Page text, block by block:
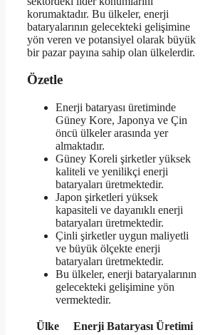
korumaktadır. Bu ülkeler, enerji
bataryalarının gelecekteki gelişimine
yön veren ve potansiyel olarak büyük
bir pazar payına sahip olan ülkelerdir.
Özetle
Enerji bataryası üretiminde
Güney Kore, Japonya ve Çin
öncü ülkeler arasında yer
almaktadır.
Güney Koreli şirketler yüksek
kaliteli ve yenilikçi enerji
bataryaları üretmektedir.
Japon şirketleri yüksek
kapasiteli ve dayanıklı enerji
bataryaları üretmektedir.
Çinli şirketler uygun maliyetli
ve büyük ölçekte enerji
bataryaları üretmektedir.
Bu ülkeler, enerji bataryalarının
gelecekteki gelişimine yön
vermektedir.
Ülke
Enerji Bataryası Üretimi